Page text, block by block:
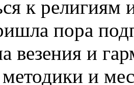
к религиям
пора
везения и
методики и